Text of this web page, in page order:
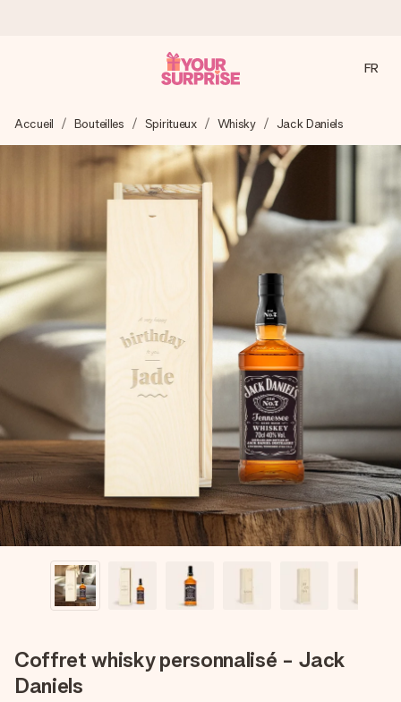
Nous préparons votre cadeau avec attention et l’envoyons
en un éclair – pour que vous puissiez l’offrir au bon moment,
quand cela compte le plus.
4,9 (sur la base de +15 000 avis)
Nos cadeaux sont appréciés. Les clients nous attribuent
une note de 4,9 sur Google Reviews (total de tous les
pays où nous sommes présents).
Carte de vœux gratuite
Créez quelque chose d’unique en quelques étapes – avec
son prénom, votre photo ou un message qui touche le cœur.
Sans complications, juste tout l’amour pour le moment idéal.
FR
Accueil Bouteilles Spiritueux Whisky Jack Daniels
Coffret whisky personnalisé - Jack
Daniels